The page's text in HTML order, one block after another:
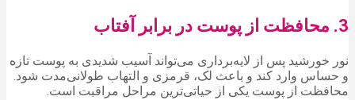
3. محافظت از پوست در برابر آفتاب
نور خورشید پس از لایه‌برداری می‌تواند آسیب شدیدی به پوست تازه
و حساس وارد کند و باعث لک، قرمزی و التهاب طولانی‌مدت شود.
محافظت از پوست یکی از حیاتی‌ترین مراحل مراقبت است.